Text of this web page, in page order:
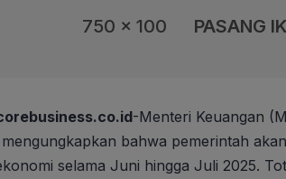
750 x 100 PASANG
-Menteri Keuangan
bahwa pemerintah
selama Juni hingga Juli 2025.